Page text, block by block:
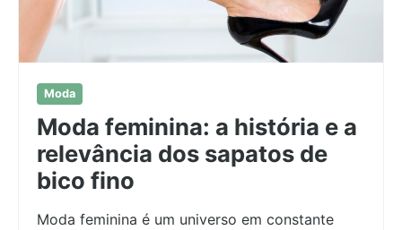
Moda
Moda feminina: a história e a
relevância dos sapatos de
bico fino
Moda feminina é um universo em constante